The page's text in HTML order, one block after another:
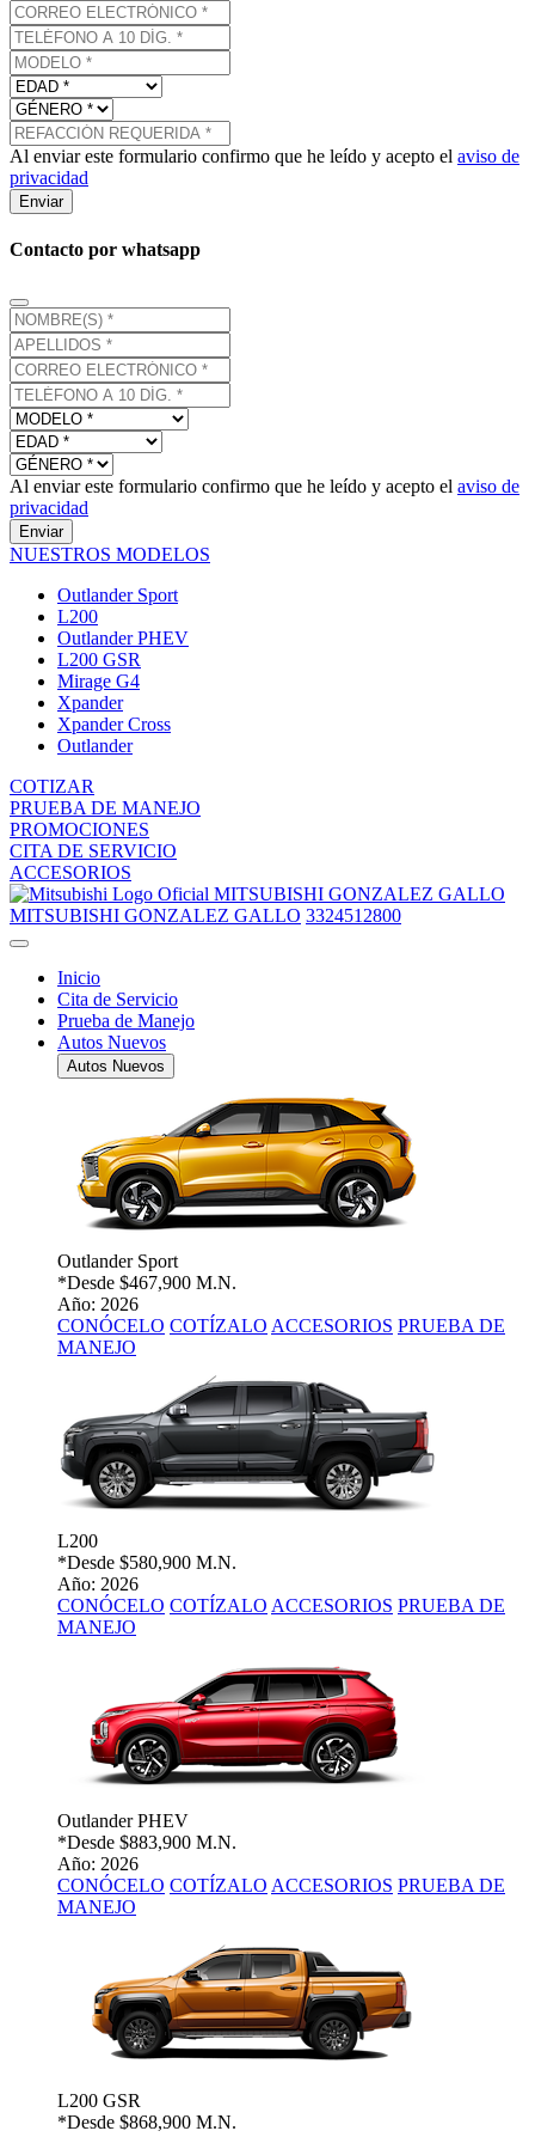
Al enviar este formulario confirmo que he leído y acepto el aviso de
privacidad
Enviar
Contacto por whatsapp
Al enviar este formulario confirmo que he leído y acepto el aviso de
privacidad
Enviar
NUESTROS MODELOS
Outlander Sport
L200
Outlander PHEV
L200 GSR
Mirage G4
Xpander
Xpander Cross
Outlander
COTIZAR
PRUEBA DE MANEJO
PROMOCIONES
CITA DE SERVICIO
ACCESORIOS
MITSUBISHI GONZALEZ GALLO
MITSUBISHI GONZALEZ GALLO 3324512800
Inicio
Cita de Servicio
Prueba de Manejo
Autos Nuevos
Autos Nuevos
Outlander Sport
*Desde $467,900 M.N.
Año: 2026
CONÓCELO COTÍZALO ACCESORIOS PRUEBA DE
MANEJO
L200
*Desde $580,900 M.N.
Año: 2026
CONÓCELO COTÍZALO ACCESORIOS PRUEBA DE
MANEJO
Outlander PHEV
*Desde $883,900 M.N.
Año: 2026
CONÓCELO COTÍZALO ACCESORIOS PRUEBA DE
MANEJO
L200 GSR
*Desde $868,900 M.N.